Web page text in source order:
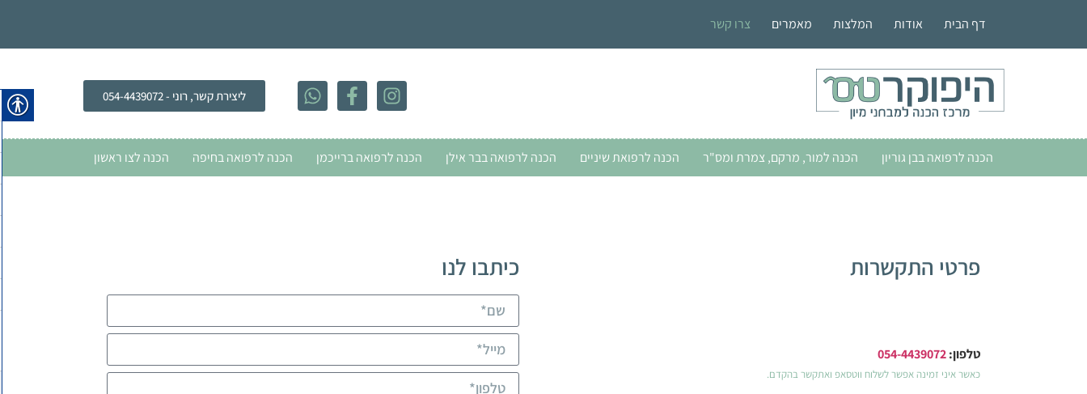
דף הבית אודות המלצות מאמרים צרו קשר
ליצירת קשר, רוני - 054-4439072
הכנה לרפואה בבן גוריון הכנה למור, מרקם, צמרת ומס"ר הכנה לרפואת שיניים הכנה לרפואה בבר אילן הכנה לרפואה ברייכמן הכנה לרפואה בחיפה הכנה לצו ראשון
פרטי התקשרות
טלפון:054-4439072
כאשר איני זמינה אפשר לשלוח ווטסאפ ואתקשר בהקדם.
כיתבו לנו